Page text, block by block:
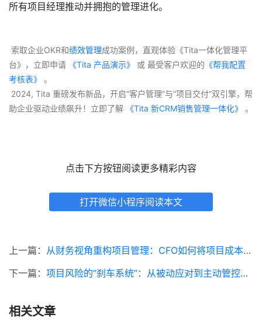
所有项目经理推动并拥抱的管理进化。
索取企业OKR和绩效管理成功案例，直观体验《Tita一体化管理平
台》，立即申请 《Tita 产品演示》 或 最受客户欢迎的 《帮我配置
考核表》
。
助企业驱动业绩飙升！立即了解 《Tita 新CRM销售管理一体化》 。
点击下方按钮阅读更多精彩内容
打开微信小程序阅读本文
上一篇： 从财务视角重构项目管理：CFO如何将项目成本中心升级为价值投资中心
下一篇： 项目风险的“刹车系统”：从被动应对到主动管控的艺术
相关文章